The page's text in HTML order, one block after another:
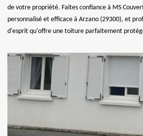
de votre propriété. Faites confiance à MS
personnalisé et efficace à Arzano (29300), et
d'esprit qu'offre une toiture parfaitement